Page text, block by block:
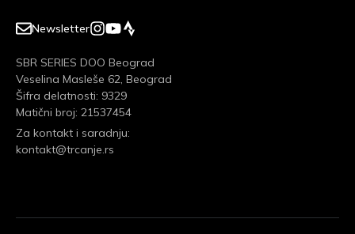
Newsletter
SBR SERIES DOO Beograd
Veselina Masleše 62, Beograd
Šifra delatnosti: 9329
Matični broj: 21537454
Za kontakt i saradnju:
kontakt@trcanje.rs